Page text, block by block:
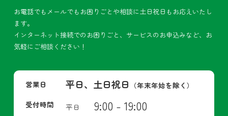
お電話でもメールでもお困りごとや相談に土日祝日もお応えいたし
ます。
インターネット接続でのお困りごと、サービスのお申込みなど、お
気軽にご相談ください！
営業日 平日、土日祝日 （年末年始を除く）
受付時間
平日 9:00 - 19:00